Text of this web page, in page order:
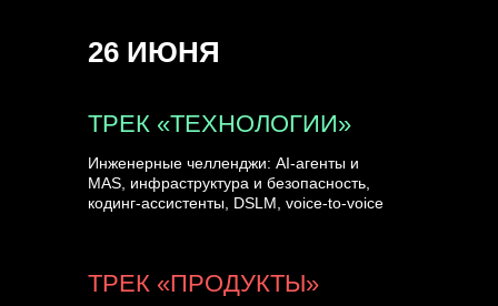
26 ИЮНЯ
ТРЕК «ПРОДУКТЫ»
Инженерные челленджи: AI-агенты и
MAS, инфраструктура и безопасность,
кодинг-ассистенты, DSLM, voice-to-voice
ТРЕК «ТЕХНОЛОГИИ»